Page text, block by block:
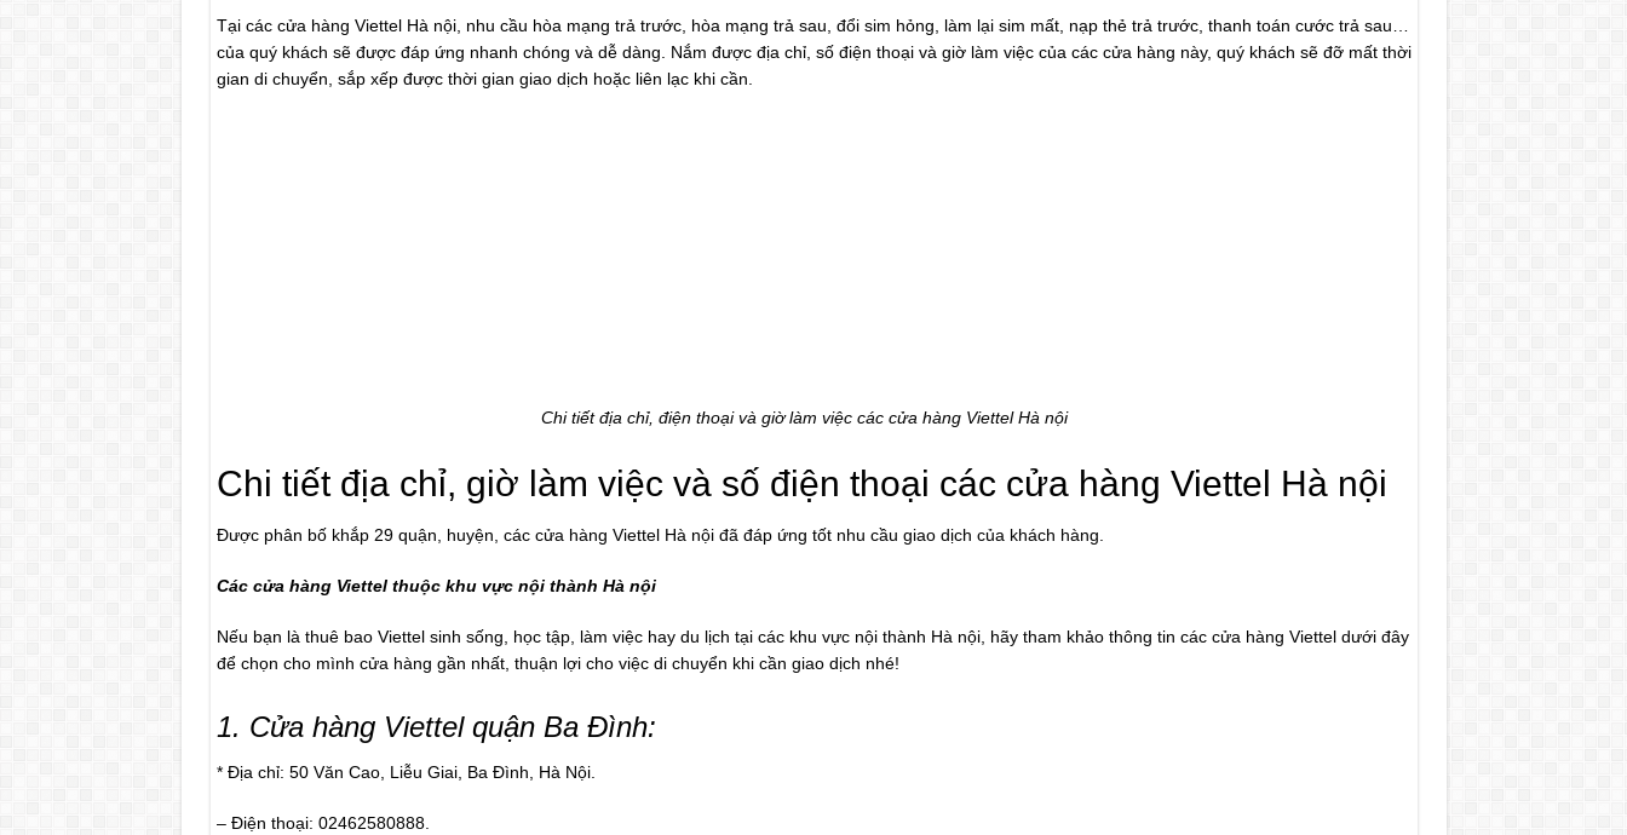
Tại các cửa hàng Viettel Hà nội, nhu cầu hòa mạng trả trước, hòa mạng trả sau, đổi sim hỏng, làm lại sim mất, nạp thẻ trả trước, thanh toán cước trả sau…
của quý khách sẽ được đáp ứng nhanh chóng và dễ dàng. Nắm được địa chỉ, số điện thoại và giờ làm việc của các cửa hàng này, quý khách sẽ đỡ mất thời
gian di chuyển, sắp xếp được thời gian giao dịch hoặc liên lạc khi cần.
Chi tiết địa chỉ, điện thoại và giờ làm việc các cửa hàng Viettel Hà nội
Chi tiết địa chỉ, giờ làm việc và số điện thoại các cửa hàng Viettel Hà nội
Được phân bố khắp 29 quận, huyện, các cửa hàng Viettel Hà nội đã đáp ứng tốt nhu cầu giao dịch của khách hàng.
Các cửa hàng Viettel thuộc khu vực nội thành Hà nội
Nếu bạn là thuê bao Viettel sinh sống, học tập, làm việc hay du lịch tại các khu vực nội thành Hà nội, hãy tham khảo thông tin các cửa hàng Viettel dưới đây
để chọn cho mình cửa hàng gần nhất, thuận lợi cho việc di chuyển khi cần giao dịch nhé!
1. Cửa hàng Viettel quận Ba Đình:
* Địa chỉ: 50 Văn Cao, Liễu Giai, Ba Đình, Hà Nội.
– Điện thoại: 02462580888.